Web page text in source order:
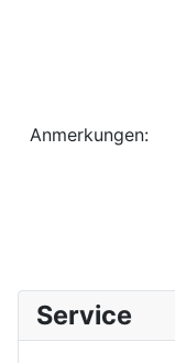
Anmerkungen:
Service